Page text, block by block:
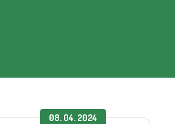
08. 04. 2024